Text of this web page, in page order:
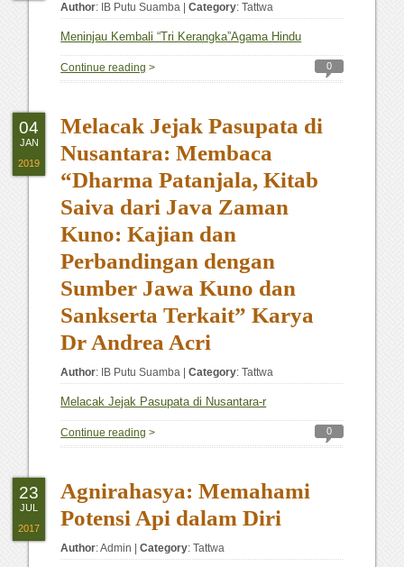
Author: IB Putu Suamba |Category:Tattwa
Meninjau Kembali “Tri Kerangka”Agama Hindu
Continue reading > 0
Melacak Jejak Pasupata di
Nusantara: Membaca
“Dharma Patanjala, Kitab
Saiva dari Java Zaman
Kuno: Kajian dan
Perbandingan dengan
Sumber Jawa Kuno dan
Sankserta Terkait” Karya
Dr Andrea Acri
Author: IB Putu Suamba |Category:Tattwa
Melacak Jejak Pasupata di Nusantara-r
Continue reading > 0
04
JAN
2019
Agnirahasya: Memahami
Potensi Api dalam Diri
Author:Admin |Category:Tattwa
23
JUL
2017